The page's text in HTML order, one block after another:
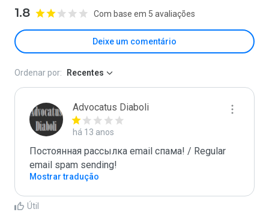
1.8 Com base em 5 avaliações
Deixe um comentário
Ordenar por: Recentes
Advocatus Diaboli
há 13 anos
Постоянная рассылка email спама! / Regular
email spam sending!
Mostrar tradução
Útil